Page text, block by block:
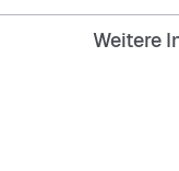
Weitere